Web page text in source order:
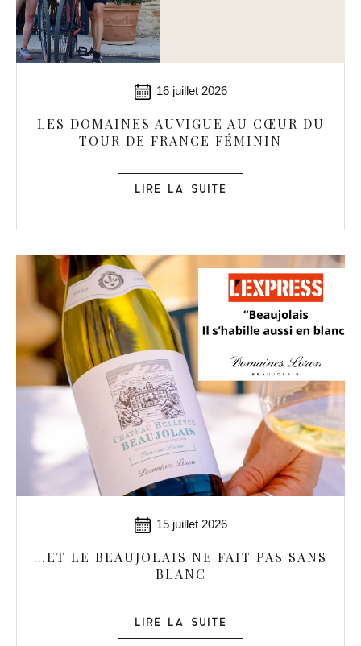
16 juillet 2026
LES DOMAINES AUVIGUE AU CŒUR DU
TOUR DE FRANCE FÉMININ
LIRE LA SUITE
15 juillet 2026
…ET LE BEAUJOLAIS NE FAIT PAS SANS
BLANC
LIRE LA SUITE